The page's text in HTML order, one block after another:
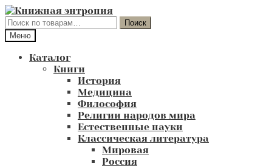
Перейти
к
навигации
Перейти
к
содержимому
Искать:
Поиск
Меню
Каталог
Книги
История
Медицина
Философия
Религии народов мира
Естественные науки
Классическая литература
Мировая
Россия